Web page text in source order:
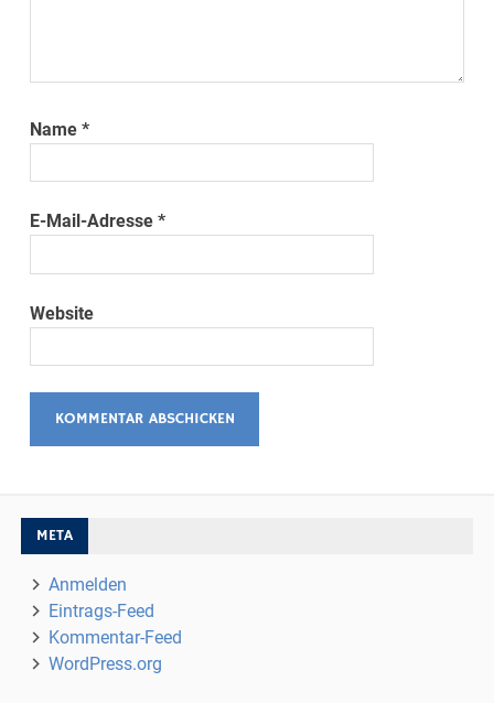
Name*
E-Mail-Adresse*
Website
META
Anmelden
Eintrags-Feed
Kommentar-Feed
WordPress.org